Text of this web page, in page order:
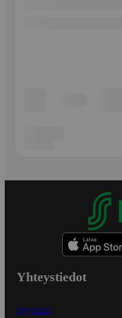
Yhteystiedot
Myymälät